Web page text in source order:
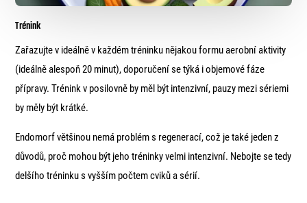
Trénink
Zařazujte v ideálně v každém tréninku nějakou formu aerobní aktivity
(ideálně alespoň 20 minut), doporučení se týká i objemové fáze
přípravy. Trénink v posilovně by měl být intenzivní, pauzy mezi sériemi
by měly být krátké.
Endomorf většinou nemá problém s regenerací, což je také jeden z
důvodů, proč mohou být jeho tréninky velmi intenzivní. Nebojte se tedy
delšího tréninku s vyšším počtem cviků a sérií.